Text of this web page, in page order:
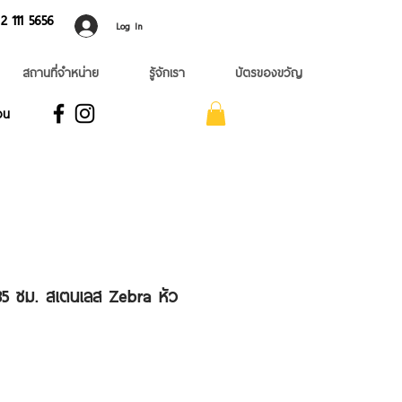
5656 Log In
สถานที่จำหน่าย รู้จักเรา บัตรของขวัญ
น
ซม. สเตนเลส Zebra หัว